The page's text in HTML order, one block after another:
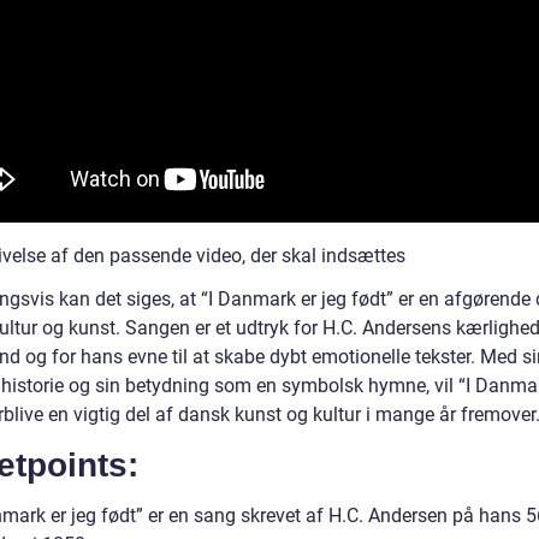
af den passende video, der skal indsættes
kan det siges, at “I Danmark er jeg født” er en afgørende
og kunst. Sangen er et udtryk for H.C. Andersens
og for hans evne til at skabe dybt emotionelle tekster. Med
og sin betydning som en symbolsk hymne, vil “I
en vigtig del af dansk kunst og kultur i mange år fremover.
er jeg født” er en sang skrevet af H.C. Andersen på hans